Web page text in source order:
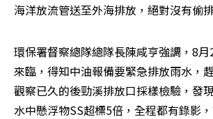
海洋放流管送至外海排放，絕對沒有偷
環保署督察總隊總隊長陳咸亨強調，8
來臨，得知中油報備要緊急排放雨水，
觀察已久的後勁溪排放口採樣檢驗，發
水中懸浮物SS超標5倍，全程都有錄影